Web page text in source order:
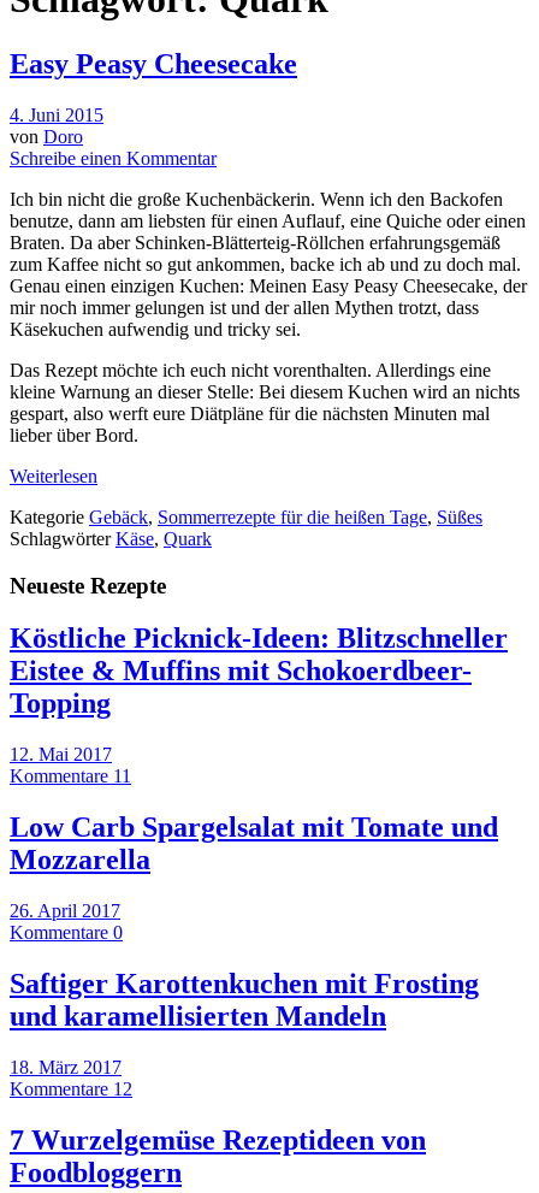
Easy Peasy Cheesecake
4. Juni 2015
von Doro
Schreibe einen Kommentar
Ich bin nicht die große Kuchenbäckerin. Wenn ich den Backofen
benutze, dann am liebsten für einen Auflauf, eine Quiche oder einen
Braten. Da aber Schinken-Blätterteig-Röllchen erfahrungsgemäß
zum Kaffee nicht so gut ankommen, backe ich ab und zu doch mal.
Genau einen einzigen Kuchen: Meinen Easy Peasy Cheesecake, der
mir noch immer gelungen ist und der allen Mythen trotzt, dass
Käsekuchen aufwendig und tricky sei.
Das Rezept möchte ich euch nicht vorenthalten. Allerdings eine
kleine Warnung an dieser Stelle: Bei diesem Kuchen wird an nichts
gespart, also werft eure Diätpläne für die nächsten Minuten mal
lieber über Bord.
Weiterlesen
Kategorie Gebäck, Sommerrezepte für die heißen Tage, Süßes
SchlagwörterKäse, Quark
Neueste Rezepte
Köstliche Picknick-Ideen: Blitzschneller
Eistee & Muffins mit Schokoerdbeer-
Topping
12. Mai 2017
Kommentare 11
Low Carb Spargelsalat mit Tomate und
Mozzarella
26. April 2017
Kommentare 0
Saftiger Karottenkuchen mit Frosting
und karamellisierten Mandeln
18. März 2017
Kommentare 12
7 Wurzelgemüse Rezeptideen von
Foodbloggern